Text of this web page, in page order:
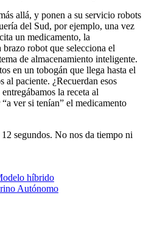
allá, y ponen a su servicio robots
del Sud, por ejemplo, una vez
un medicamento, la
robot que selecciona el
de almacenamiento inteligente.
en un tobogán que llega hasta el
al paciente. ¿Recuerdan esos
la receta al
ver si tenían” el medicamento
segundos. No nos da tiempo ni
híbrido
Autónomo